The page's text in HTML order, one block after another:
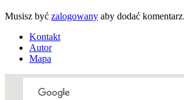
Musisz być zalogowany aby dodać komentarz.
Kontakt
Autor
Mapa